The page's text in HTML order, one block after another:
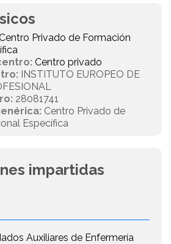
Privado de Formación
Centro privado
INSTITUTO EUROPEO DE
28081741
Centro Privado de
Específica
impartidas
Auxiliares de Enfermería